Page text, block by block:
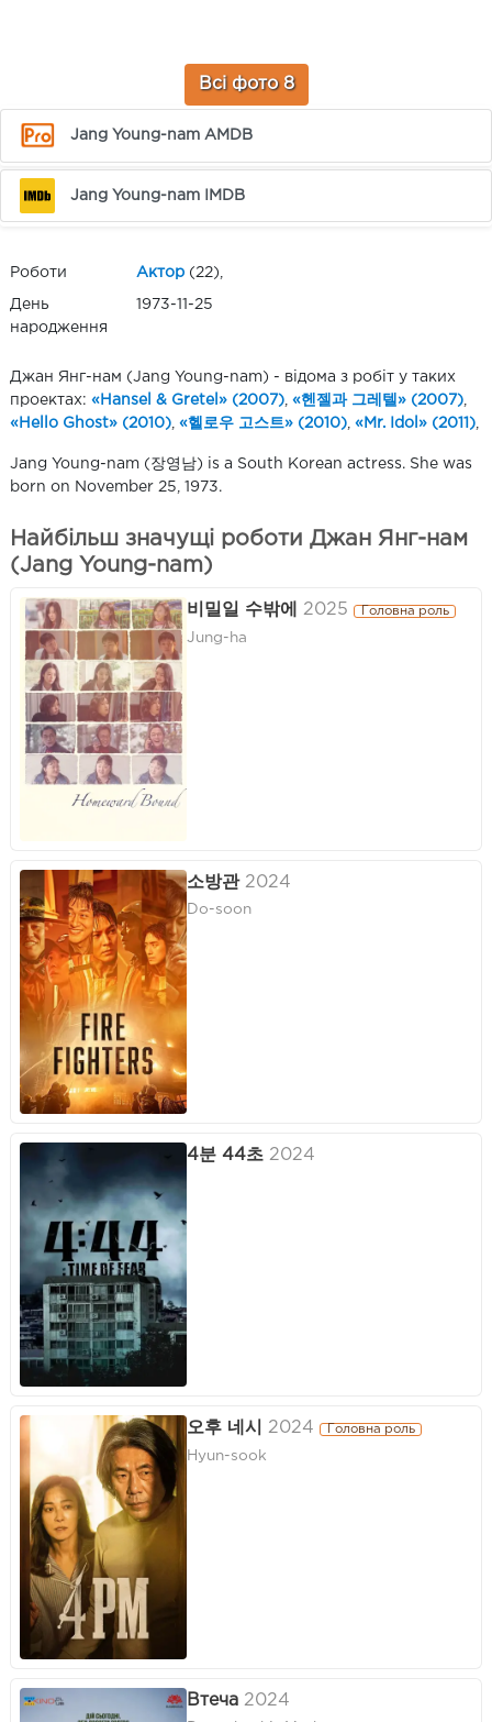
Всі фото 8
Jang Young-nam AMDB
Jang Young-nam IMDB
Роботи Актор (22),
День
народження
1973-11-25
Джан Янг-нам (Jang Young-nam) - відома з робіт у таких
проектах: «Hansel & Gretel» (2007) «헨젤과 그레텔» (2007)
«Hello Ghost» (2010) «헬로우 고스트» (2010) «Mr. Idol» (2011)
Jang Young-nam (장영남) is a South Korean actress. She was
born on November 25, 1973.
Найбільш значущі роботи Джан Янг-нам
(Jang Young-nam)
비밀일 수밖에 2025 Головна роль
Jung-ha
소방관 2024
Do-soon
4분 44초 2024
오후 네시 2024 Головна роль
Hyun-sook
Втеча 2024